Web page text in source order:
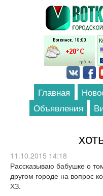
Перейти к основному
Главная
Объявления
11.10.2015 14:18
Рассказываю бабушке о
другом городе на вопрос
ХЗ.